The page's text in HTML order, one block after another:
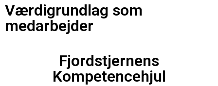
Værdigrundlag som
medarbejder
Fjordstjernens
Kompetencehjul